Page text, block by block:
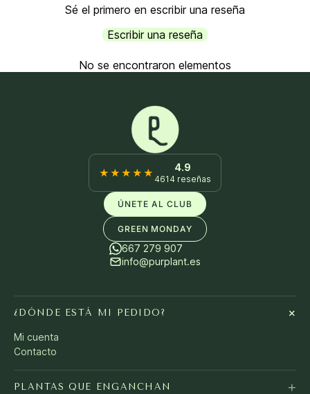
Sé el primero en escribir una reseña
Escribir una reseña
No se encontraron elementos
★★★★★ 4.9
4614 reseñas
ÚNETE AL CLUB
GREEN MONDAY
667 279 907
info@purplant.es
¿DÓNDE ESTÁ MI PEDIDO? +
Mi cuenta
Contacto
PLANTAS QUE ENGANCHAN +